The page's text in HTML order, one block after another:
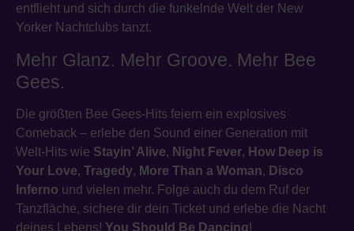
entflieht und sich durch die funkelnde Welt der New
Yorker Nachtclubs tanzt.
Mehr Glanz. Mehr Groove. Mehr Bee
Gees.
Die größten Bee Gees-Hits feiern ein explosives
Comeback – erlebe den Sound einer Generation mit
Welt-Hits wie Stayin’ Alive, Night Fever, How Deep is
Your Love, Tragedy, More Than a Woman, Disco
Inferno und vielen mehr. Folge auch du dem Ruf der
Tanzfläche, sichere dir dein Ticket und erlebe die Nacht
deines Lebens! You Should Be Dancing!